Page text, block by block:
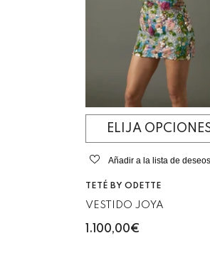
ELIJA
Añadir a la lista de deseos
VENDEDOR:
TETÉ BY ODETTE
VESTIDO JOYA
1.100,00€